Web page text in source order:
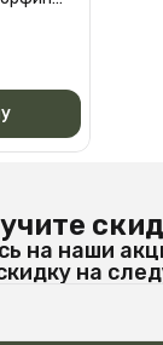
на наши
на